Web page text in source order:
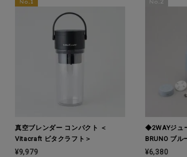
真空ブレンダー コンパクト ＜
Vitacraft ビタクラフト＞
¥9,979
◆2WAYジュ
BRUNO ブル
¥6,380